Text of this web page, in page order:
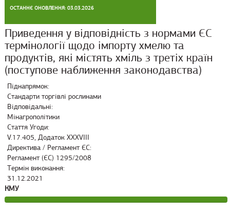
ОСТАННЄ ОНОВЛЕННЯ: 03.03.2026
Приведення у відповідність з нормами ЄС
термінології щодо імпорту хмелю та
продуктів, які містять хміль з третіх країн
(поступове наближення законодавства)
Піднапрямок:
Стандарти торгівлі рослинами
Відповідальні:
Мінагрополітики
Стаття Угоди:
V.17.405, Додаток XXXVIII
Директива / Регламент ЄС:
Регламент (ЄС) 1295/2008
Термін виконання:
31.12.2021
КМУ